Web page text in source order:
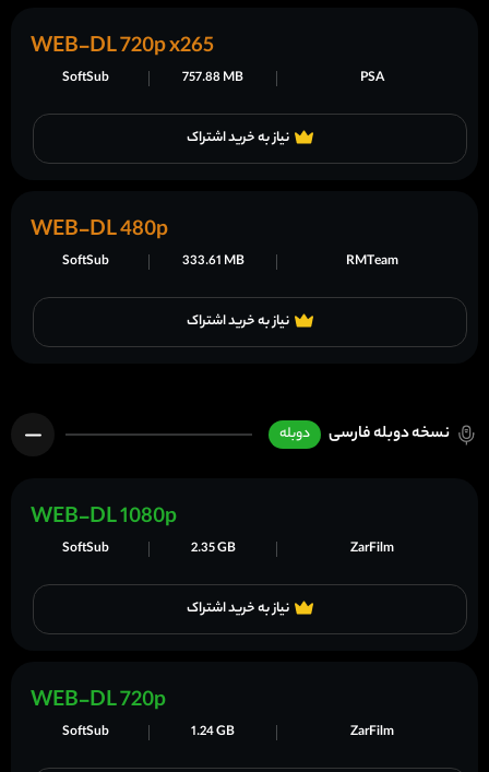
نیاز به خرید اشتراک
PSA
757.88 MB
SoftSub
WEB-DL 720p x265
نیاز به خرید اشتراک
RMTeam
333.61 MB
SoftSub
WEB-DL 480p
نسخه دوبله فارسی دوبله
نیاز به خرید اشتراک
ZarFilm
2.35 GB
SoftSub
WEB-DL 1080p
ZarFilm
1.24 GB
SoftSub
WEB-DL 720p